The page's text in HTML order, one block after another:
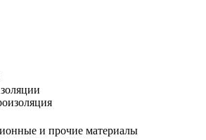
и прочие материалы